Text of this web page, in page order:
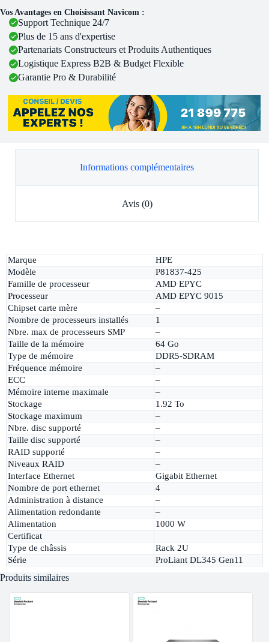
Vos Avantages en Choisissant Navicom :
Support Technique 24/7
Plus de 15 ans d'expertise
Partenariats Constructeurs et Produits Authentiques
Logistique Express B2B & Budget Flexible
Garantie Pro & Durabilité
Informations complémentaires
Avis (0)
Marque
HPE
Modèle
P81837-425
Famille de processeur
AMD EPYC
Processeur
AMD EPYC 9015
Chipset carte mère
–
Nombre de processeurs installés
1
Nbre. max de processeurs SMP
–
Taille de la mémoire
64 Go
Type de mémoire
DDR5-SDRAM
Fréquence mémoire
–
ECC
–
Mémoire interne maximale
–
Stockage
1.92 To
Stockage maximum
–
Nbre. disc supporté
–
Taille disc supporté
–
RAID supporté
–
Niveaux RAID
–
Interface Ethernet
Gigabit Ethernet
Nombre de port ethernet
4
Administration à distance
–
Alimentation redondante
–
Alimentation
1000 W
Certificat
Type de châssis
Rack 2U
Série
ProLiant DL345 Gen11
Produits similaires